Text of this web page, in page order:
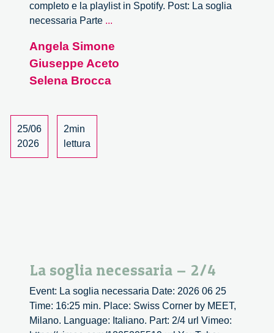
completo e la playlist in Spotify. Post: La soglia
necessaria Parte ...
necessaria
–
Angela Simone
Giuseppe Aceto
Selena Brocca
25/06
2026
2min
lettura
La soglia necessaria – 2/4
Event: La soglia necessaria Date: 2026 06 25
Time: 16:25 min. Place: Swiss Corner by MEET,
Milano. Language: Italiano. Part: 2/4 url Vimeo: